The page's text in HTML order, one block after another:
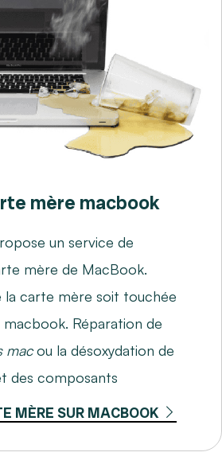
mère macbook
un service de
mère de MacBook.
la carte mère soit touchée
Réparation de
macou la désoxydation de
des composants
MÈRE SUR MACBOOK